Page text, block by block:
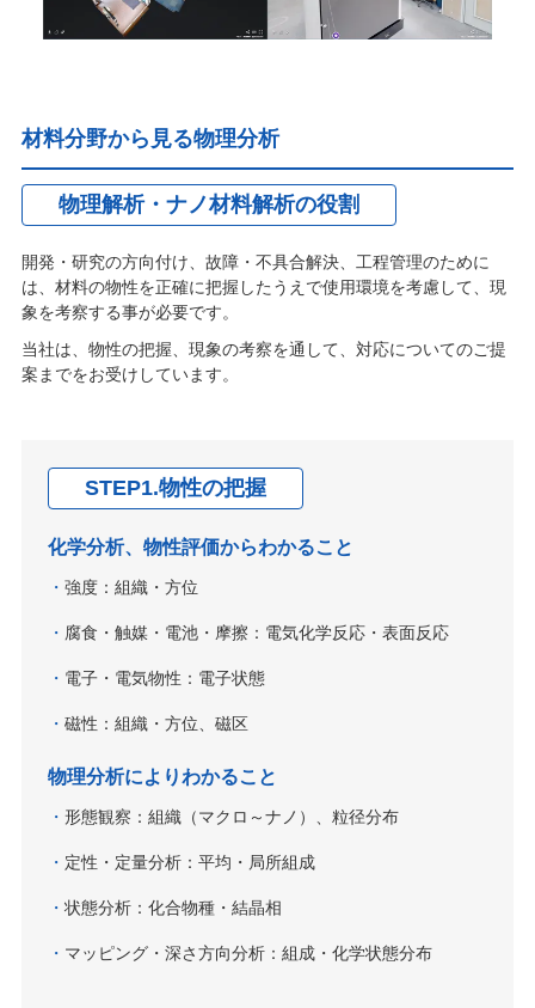
材料分野から見る物理分析
物理解析・ナノ材料解析の役割
開発・研究の方向付け、故障・不具合解決、工程管理のために
は、材料の物性を正確に把握したうえで使用環境を考慮して、現
象を考察する事が必要です。
当社は、物性の把握、現象の考察を通して、対応についてのご提
案までをお受けしています。
STEP1.物性の把握
化学分析、物性評価からわかること
強度：組織・方位
腐食・触媒・電池・摩擦：電気化学反応・表面反応
電子・電気物性：電子状態
磁性：組織・方位、磁区
物理分析によりわかること
形態観察：組織（マクロ～ナノ）、粒径分布
定性・定量分析：平均・局所組成
状態分析：化合物種・結晶相
マッピング・深さ方向分析：組成・化学状態分布